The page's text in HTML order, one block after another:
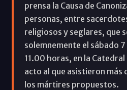
prensa la Causa de
personas, entre
religiosos y seglares, que
solemnemente el sábado
11.00 horas, en la Catedral
acto al que asistieron más
los mártires propuestos.